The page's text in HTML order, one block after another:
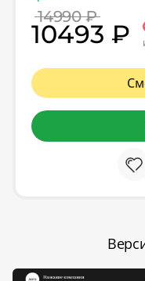
14990 ₽
10493 ₽